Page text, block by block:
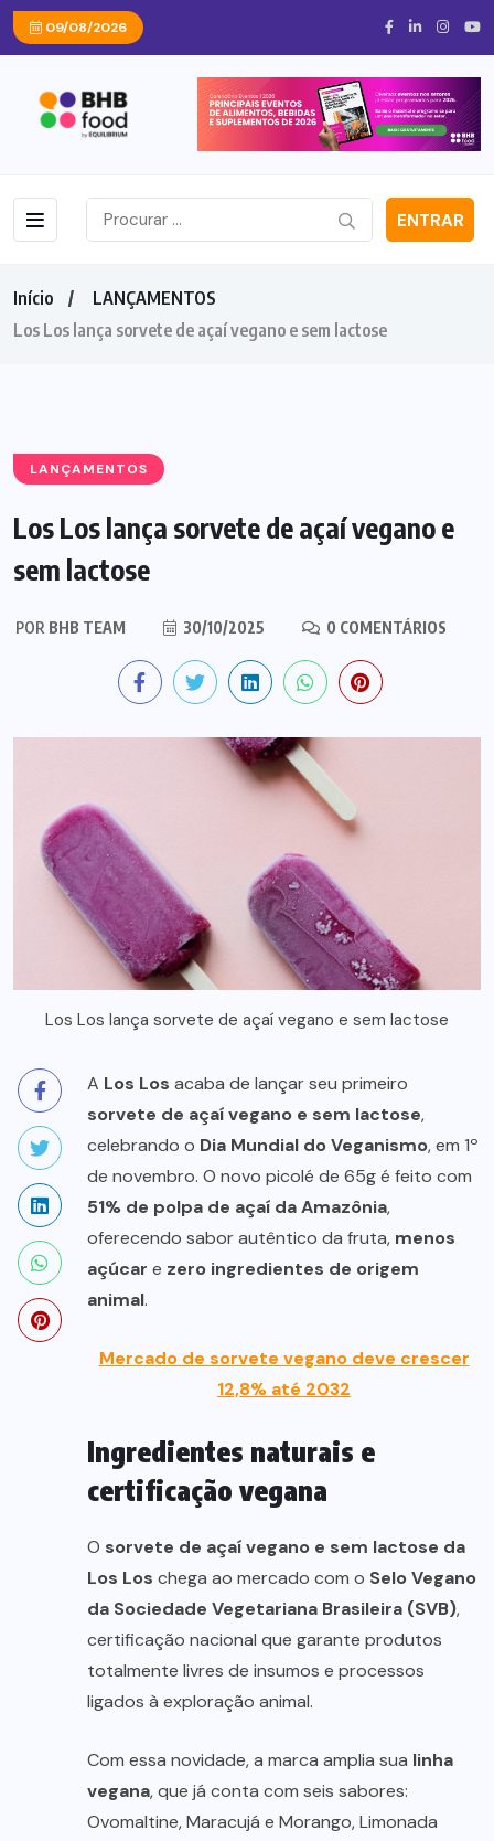
09/08/2026
ENTRAR
Início
LANÇAMENTOS
Los Los lança sorvete de açaí vegano e sem lactose
LANÇAMENTOS
Los Los lança sorvete de açaí vegano e
sem lactose
POR BHB TEAM 30/10/2025 0 COMENTÁRIOS
Los Los lança sorvete de açaí vegano e sem lactose
A Los Los acaba de lançar seu primeiro
sorvete de açaí vegano e sem lactose,
celebrando o Dia Mundial do Veganismo, em 1º
de novembro. O novo picolé de 65g é feito com
51% de polpa de açaí da Amazônia,
oferecendo sabor autêntico da fruta, menos
açúcar e zero ingredientes de origem
animal.
Mercado de sorvete vegano deve crescer
12,8% até 2032
Ingredientes naturais e
certificação vegana
O sorvete de açaí vegano e sem lactose da
Los Los chega ao mercado com o Selo Vegano
da Sociedade Vegetariana Brasileira (SVB),
certificação nacional que garante produtos
totalmente livres de insumos e processos
ligados à exploração animal.
Com essa novidade, a marca amplia sua linha
vegana, que já conta com seis sabores:
Ovomaltine, Maracujá e Morango, Limonada